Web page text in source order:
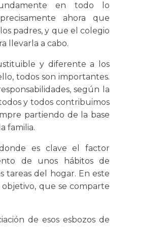
en todo lo
ahora que
padres, y que el colegio
llevarla a cabo.
y diferente a los
todos son importantes.
según la
y todos contribuimos
partiendo de la base
familia.
es clave el factor
de unos hábitos de
tareas del hogar. En este
que se comparte
de esos esbozos de